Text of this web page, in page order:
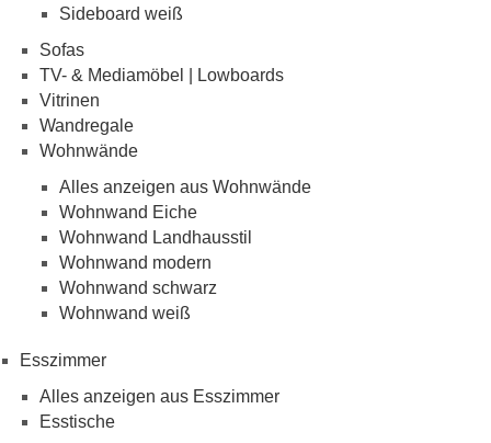
Sideboard weiß
Sofas
TV- & Mediamöbel | Lowboards
Vitrinen
Wandregale
Wohnwände
Alles anzeigen aus Wohnwände
Wohnwand Eiche
Wohnwand Landhausstil
Wohnwand modern
Wohnwand schwarz
Wohnwand weiß
Esszimmer
Alles anzeigen aus Esszimmer
Esstische